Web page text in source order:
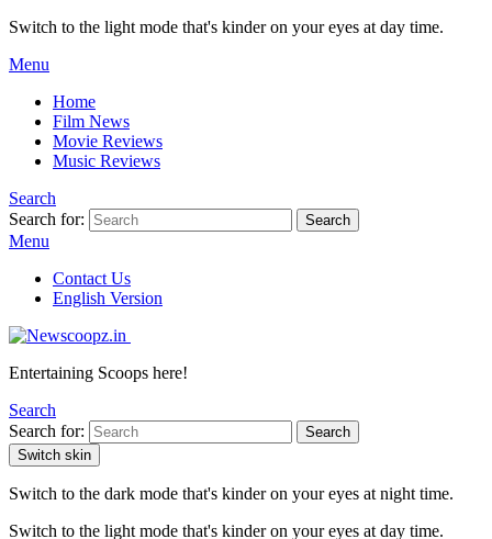
Switch to the light mode that's kinder on your eyes at day time.
Menu
Home
Film News
Movie Reviews
Music Reviews
Search
Search for:
Search
Menu
Contact Us
English Version
Entertaining Scoops here!
Search
Search for:
Search
Switch skin
Switch to the dark mode that's kinder on your eyes at night time.
Switch to the light mode that's kinder on your eyes at day time.